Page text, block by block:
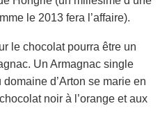
le 2013 fera l’affaire).
le chocolat pourra être un
Un Armagnac single
d’Arton se marie en
noir à l’orange et aux